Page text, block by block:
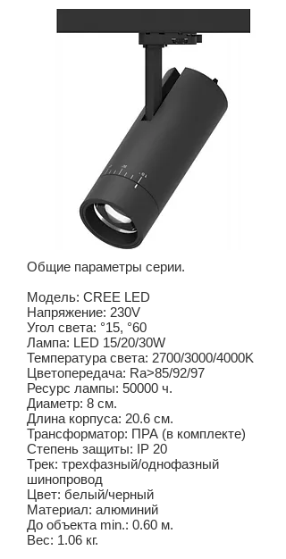
Общие параметры серии.
Модель: CREE LED
Напряжение: 230V
Угол света: °15, °60
Лампа: LED 15/20/30W
Температура света: 2700/3000/4000K
Цветопередача: Ra>85/92/97
Ресурс лампы: 50000 ч.
Диаметр: 8 см.
Длина корпуса: 20.6 см.
Трансформатор: ПРА (в комплекте)
Степень защиты: IP 20
Трек: трехфазный/однофазный
шинопровод
Цвет: белый/черный
Материал: алюминий
До объекта min.: 0.60 м.
Вес: 1.06 кг.